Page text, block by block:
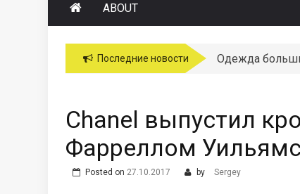
ABOUT
Последние новости Одежда
Chanel выпустил
Фарреллом
Posted on 27.10.2017 by Sergey